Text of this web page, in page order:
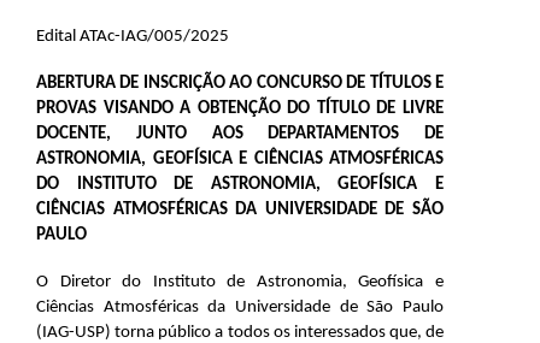
Edital ATAc-IAG/005/2025
ABERTURA DE INSCRIÇÃO AO CONCURSO DE TÍTULOS E
PROVAS VISANDO A OBTENÇÃO DO TÍTULO DE LIVRE
DOCENTE, JUNTO AOS DEPARTAMENTOS DE
ASTRONOMIA, GEOFÍSICA E CIÊNCIAS ATMOSFÉRICAS
DO INSTITUTO DE ASTRONOMIA, GEOFÍSICA E
CIÊNCIAS ATMOSFÉRICAS DA UNIVERSIDADE DE SÃO
PAULO
O Diretor do Instituto de Astronomia, Geofísica e
Ciências Atmosféricasda Universidade de São Paulo
(IAG-USP) torna público a todos os interessados que, de